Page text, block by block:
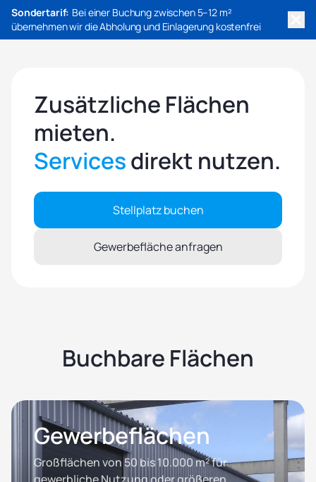
Sondertarif: Bei einer Buchung zwischen 5–12 m²
übernehmen wir die Abholung und Einlagerung kostenfrei
Zusätzliche Flächen
mieten.
Servicesdirekt nutzen.
Stellplatz buchen
Gewerbefläche anfragen
Buchbare Flächen
Gewerbeflächen
Großflächen von 50 bis 10.000 m² für